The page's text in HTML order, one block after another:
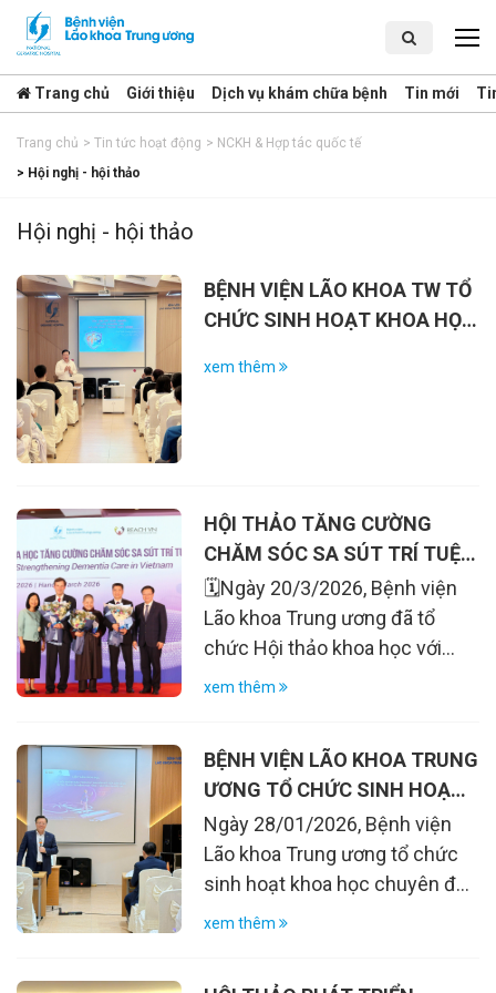
Trang chủ Giới thiệu Dịch vụ khám chữa bệnh Tin mới
Trang chủ > Tin tức hoạt động > NCKH & Hợp tác quốc tế
> Hội nghị - hội thảo
Hội nghị - hội thảo
BỆNH VIỆN LÃO KHOA TW TỔ
CHỨC SINH HOẠT KHOA HỌC
VÀ VAI TRÒ CỦA VẮC-XIN
xem thêm
HỘI THẢO TĂNG CƯỜNG
CHĂM SÓC SA SÚT TRÍ TUỆ
TẠI VIỆT NAM
🗓️Ngày 20/3/2026, Bệnh viện
Lão khoa Trung ương đã tổ
chức Hội thảo khoa học với
chủ đề "Tăng cường chăm sóc
khoa học, cập nhật xu hướng
nghiên cứu và định hướng phát
triển chăm sóc người bệnh sa
sút trí tuệ trong bối cảnh già
hóa dân số hiện nay tại Việt
Nam
xem thêm
BỆNH VIỆN LÃO KHOA TRUNG
ƯƠNG TỔ CHỨC SINH HOẠT
KHOA HỌC VỀ LÃO HÓA KHỎE
MẠNH VÀ VAI TRÒ CỦA VẮC
XIN
Ngày 28/01/2026, Bệnh viện
Lão khoa Trung ương tổ chức
sinh hoạt khoa học chuyên đề
“Lão hóa khỏe mạnh trong kỷ
xem thêm